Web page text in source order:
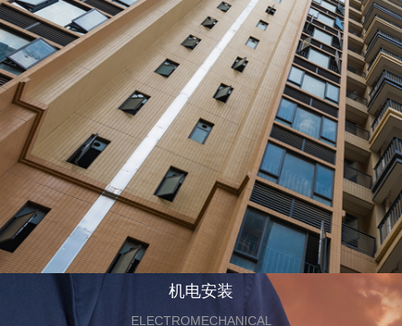
机电安装
ELECTROMECHANICAL